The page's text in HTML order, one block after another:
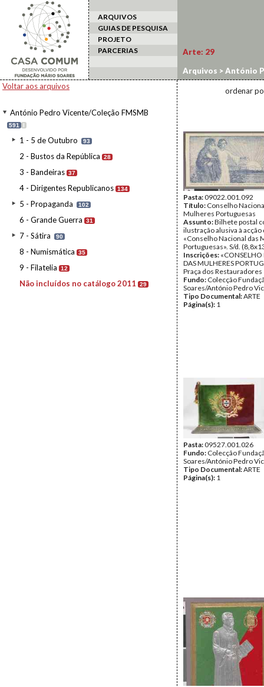
ARQUIVOS
GUIAS DE PESQUISA
PROJETO
PARCERIAS
Voltar aos arquivos
António Pedro Vicente/Coleção FMSMB
591 I
1 - 5 de Outubro 93
2 - Bustos da República 28
3 - Bandeiras 37
4 - Dirigentes Republicanos 134
5 - Propaganda 102
6 - Grande Guerra 31
7 - Sátira 90
8 - Numismática 35
9 - Filatelia 12
Não incluídos no catálogo 2011 29
Arte: 29
Arquivos >António
ordenar
Pasta:09022.001.092
Título: Conselho
Mulheres Portuguesas
Assunto:Bilhete postal
ilustração alusiva à acção
«Conselho Nacional das
Portuguesas». S/d.
Inscrições:
DAS MULHERES
Praça dos Restauradores
Fundo: Colecção
Soares/António Pedro
Tipo Documental:ARTE
Página(s): 1
Pasta:09527.001.026
Fundo: Colecção
Soares/António Pedro
Tipo Documental:ARTE
Página(s): 1